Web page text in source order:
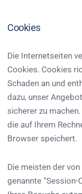
Cookies
Die Internetseiten
Cookies. Cookies
Schaden an und
dazu, unser
sicherer zu
die auf Ihrem
Browser speichert.
Die meisten der
genannte “Session-